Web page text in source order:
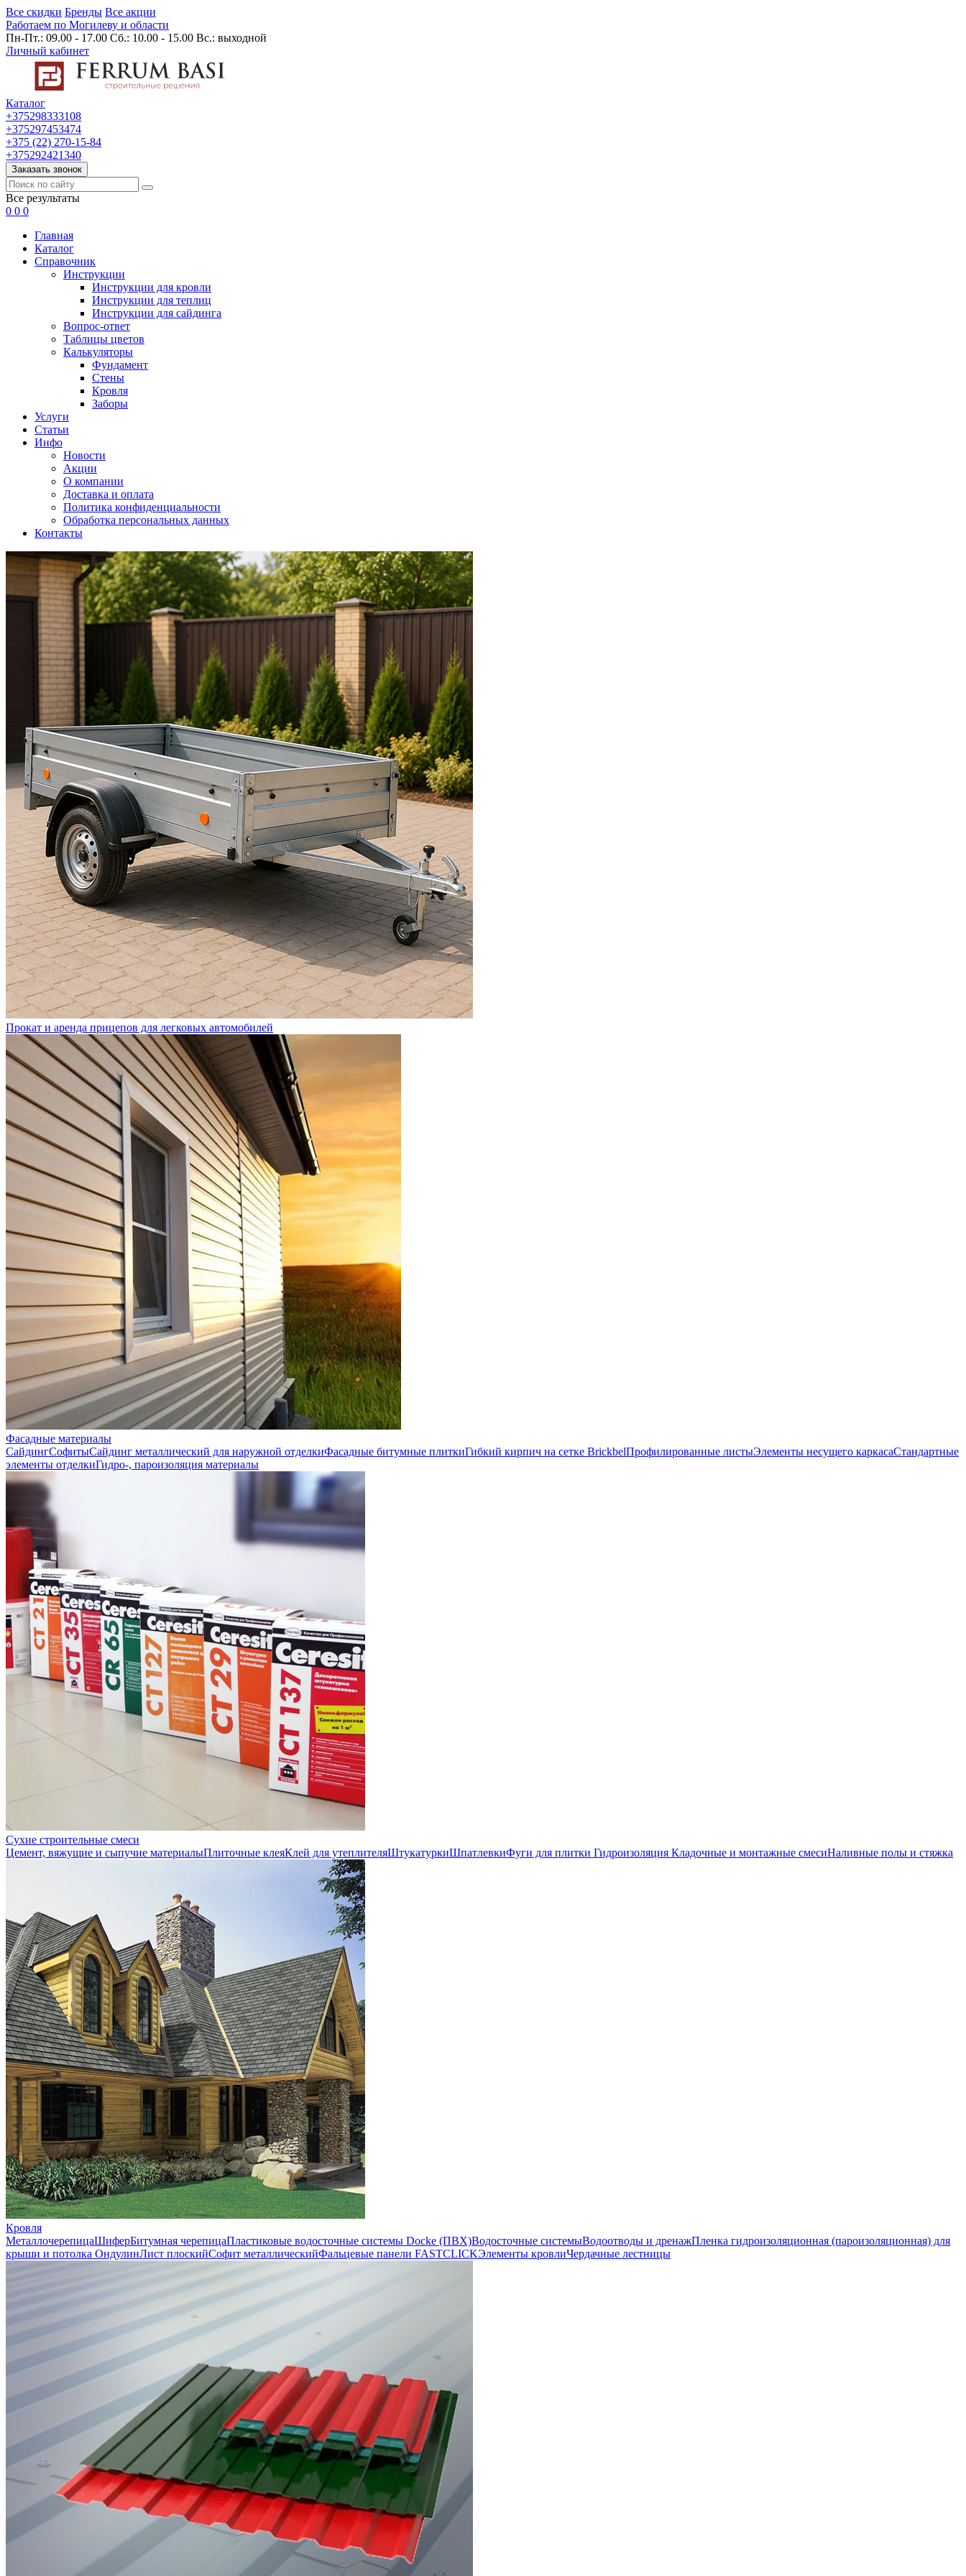
Все скидки Бренды Все акции
Работаем по Могилеву и области
Пн-Пт.: 09.00 - 17.00 Сб.: 10.00 - 15.00 Вс.: выходной
Личный кабинет
Каталог
+375298333108
+375297453474
+375 (22) 270-15-84
+375292421340
Заказать звонок
Все результаты
0 0 0
Главная
Каталог
Cправочник
Инструкции
Инструкции для кровли
Инструкции для теплиц
Инструкции для сайдинга
Вопрос-ответ
Таблицы цветов
Калькуляторы
Фундамент
Стены
Кровля
Заборы
Услуги
Статьи
Инфо
Новости
Акции
О компании
Доставка и оплата
Политика конфиденциальности
Обработка персональных данных
Контакты
Прокат и аренда прицепов для легковых автомобилей
Фасадные материалы
СайдингСофитыСайдинг металлический для наружной отделкиФасадные битумные плиткиГибкий кирпич на сетке BrickbelПрофилированные листыЭлементы несущего каркасаСтандартные
элементы отделкиГидро-, пароизоляция материалы
Сухие строительные смеси
Цемент, вяжущие и сыпучие материалыПлиточные клеяКлей для утеплителяШтукатуркиШпатлевкиФуги для плитки Гидроизоляция Кладочные и монтажные смесиНаливные полы и стяжка
Кровля
МеталлочерепицаШиферБитумная черепицаПластиковые водосточные системы Docke (ПВХ)Водосточные системыВодоотводы и дренажПленка гидроизоляционная (пароизоляционная) для
крыши и потолка ОндулинЛист плоскийСофит металлическийФальцевые панели FASTCLICKЭлементы кровлиЧердачные лестницы